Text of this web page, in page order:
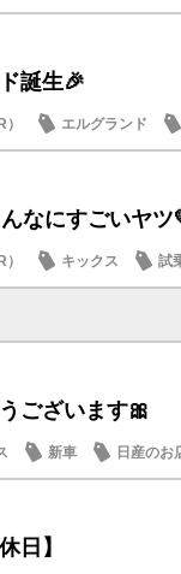
誕生🎉
エルグランド
なにすごいヤツ
キックス
試
ございます🎀
新車 日産のお
日】